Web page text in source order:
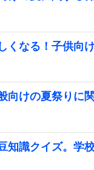
くなる！子供向
向けの夏祭りに
知識クイズ。学